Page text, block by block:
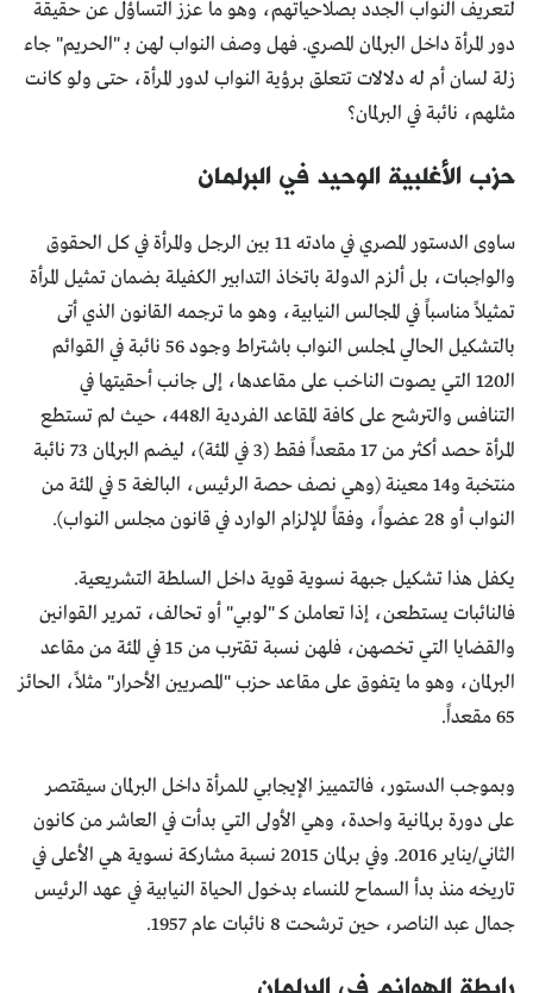
لتعريف النواب الجدد بصلاحياتهم، وهو ما عزز التساؤل عن حقيقة
دور المرأة داخل البرلمان المصري. فهل وصف النواب لهن بـ "الحريم" جاء
زلة لسان أم له دلالات تتعلق برؤية النواب لدور المرأة، حتى ولو كانت
مثلهم، نائبة في البرلمان؟
حزب الأغلبية الوحيد في البرلمان
ساوى الدستور المصري في مادته 11 بين الرجل والمرأة في كل الحقوق
والواجبات، بل ألزم الدولة باتخاذ التدابير الكفيلة بضمان تمثيل المرأة
تمثيلاً مناسباً في المجالس النيابية، وهو ما ترجمه القانون الذي أتى
بالتشكيل الحالي لمجلس النواب باشتراط وجود 56 نائبة في القوائم
الـ120 التي يصوت الناخب على مقاعدها، إلى جانب أحقيتها في
التنافس والترشح على كافة المقاعد الفردية الـ448، حيث لم تستطع
المرأة حصد أكثر من 17 مقعداً فقط (3 في المئة)، ليضم البرلمان 73 نائبة
منتخبة و14 معينة (وهي نصف حصة الرئيس، البالغة 5 في المئة من
النواب أو 28 عضواً، وفقاً للإلزام الوارد في قانون مجلس النواب).
يكفل هذا تشكيل جبهة نسوية قوية داخل السلطة التشريعية.
فالنائبات يستطعن، إذا تعاملن كـ "لوبي" أو تحالف، تمرير القوانين
والقضايا التي تخصهن، فلهن نسبة تقترب من 15 في المئة من مقاعد
البرلمان، وهو ما يتفوق على مقاعد حزب "المصريين الأحرار" مثلاً، الحائز
65 مقعداً.
وبموجب الدستور، فالتمييز الإيجابي للمرأة داخل البرلمان سيقتصر
على دورة برلمانية واحدة، وهي الأولى التي بدأت في العاشر من كانون
الثاني/يناير 2016. وفي برلمان 2015 نسبة مشاركة نسوية هي الأعلى في
تاريخه منذ بدأ السماح للنساء بدخول الحياة النيابية في عهد الرئيس
جمال عبد الناصر، حين ترشحت 8 نائبات عام 1957.
رابطة الهوانم في البرلمان